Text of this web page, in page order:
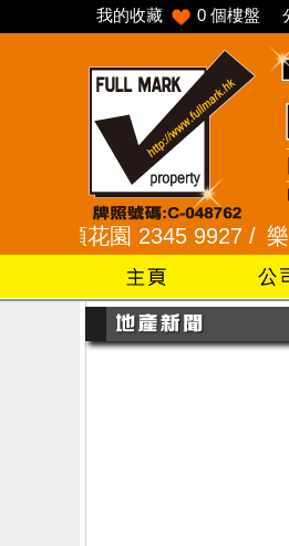
我的收藏 0 個樓盤
采頣花園 2345 9927 /樂富